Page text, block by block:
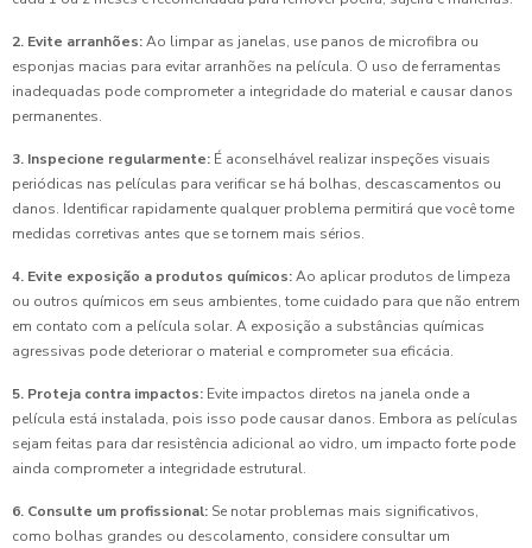
2. Evite arranhões:Ao limpar as janelas, use panos de microfibra ou
esponjas macias para evitar arranhões na película. O uso de ferramentas
inadequadas pode comprometer a integridade do material e causar danos
permanentes.
3. Inspecione regularmente: É aconselhável realizar inspeções visuais
periódicas nas películas para verificar se há bolhas, descascamentos ou
danos. Identificar rapidamente qualquer problema permitirá que você tome
medidas corretivas antes que se tornem mais sérios.
4. Evite exposição a produtos químicos:Ao aplicar produtos de limpeza
ou outros químicos em seus ambientes, tome cuidado para que não entrem
em contato com a película solar. A exposição a substâncias químicas
agressivas pode deteriorar o material e comprometer sua eficácia.
5. Proteja contra impactos: Evite impactos diretos na janela onde a
película está instalada, pois isso pode causar danos. Embora as películas
sejam feitas para dar resistência adicional ao vidro, um impacto forte pode
ainda comprometer a integridade estrutural.
6. Consulte um profissional: Se notar problemas mais significativos,
como bolhas grandes ou descolamento, considere consultar um